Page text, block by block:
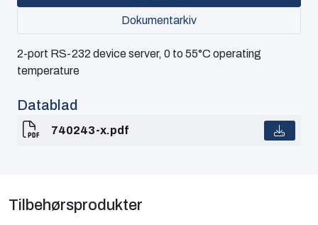
Dokumentarkiv
2-port RS-232 device server, 0 to 55°C operating
temperature
Datablad
740243-x.pdf
Tilbehørsprodukter